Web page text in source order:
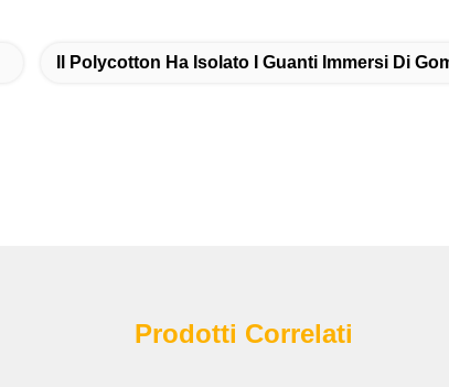
Il Polycotton Ha Isolato I Guanti Immersi Di
Prodotti Correlati